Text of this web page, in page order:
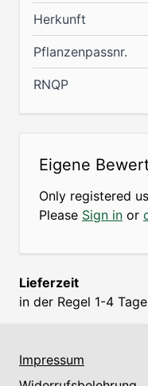
Herkunft
Pflanzenpassnr.
RNQP
Eigene
Only registered
Please Sign in or
Lieferzeit
in der Regel 1-4 Tage
Impressum